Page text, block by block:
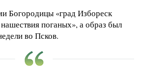
Богородицы «град Избореск
поганых», а образ был
во Псков.